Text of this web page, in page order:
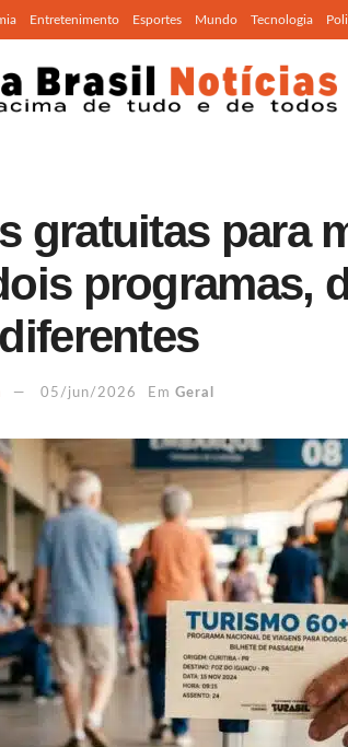
Entretenimento Esportes Mundo Tecnologia
gratuitas para
programas,
05/jun/2026 Em Geral